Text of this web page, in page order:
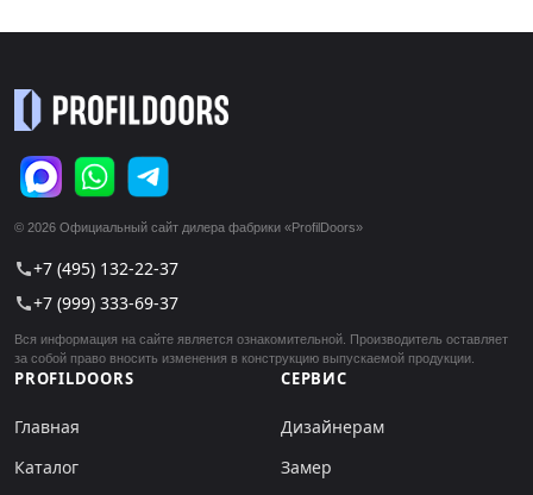
© 2026 Официальный сайт дилера фабрики «ProfilDoors»
call+7 (495) 132-22-37
call+7 (999) 333-69-37
Вся информация на сайте является ознакомительной. Производитель оставляет
за собой право вносить изменения в конструкцию выпускаемой продукции.
PROFILDOORS
Главная
Каталог
СЕРВИС
Дизайнерам
Замер